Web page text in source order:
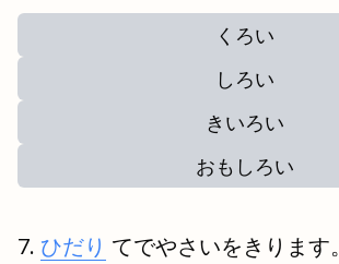
くろい
しろい
きいろい
おもしろい
ひだり てでやさいをきります。